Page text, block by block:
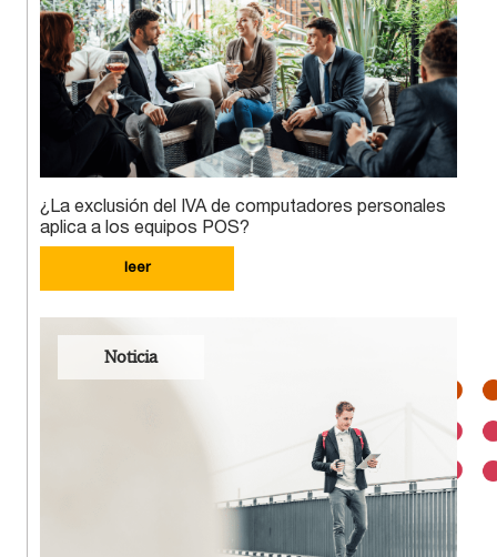
¿La exclusión del IVA de computadores personales
aplica a los equipos POS?
leer
Noticia